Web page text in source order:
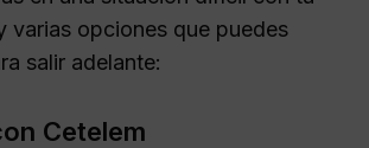
varias opciones que puedes
salir adelante:
Cetelem